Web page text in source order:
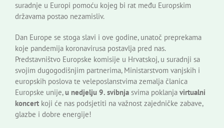
suradnje u Europi pomoću kojeg bi rat među Europskim
državama postao nezamisliv.
Dan Europe se stoga slavi i ove godine, unatoč preprekama
koje pandemija koronavirusa postavlja pred nas.
Predstavništvo Europske komisije u Hrvatskoj, u suradnji sa
svojim dugogodišnjim partnerima, Ministarstvom vanjskih i
europskih poslova te veleposlanstvima zemalja članica
Europske unije,u nedjelju 9. svibnja svima poklanja virtualni
koncert koji će nas podsjetiti na važnost zajedničke zabave,
glazbe i dobre energije!